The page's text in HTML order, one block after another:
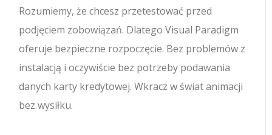
Rozumiemy, że chcesz przetestować przed
podjęciem zobowiązań. Dlatego Visual Paradigm
oferuje bezpieczne rozpoczęcie. Bez problemów z
instalacją i oczywiście bez potrzeby podawania
danych karty kredytowej. Wkracz w świat animacji
bez wysiłku.